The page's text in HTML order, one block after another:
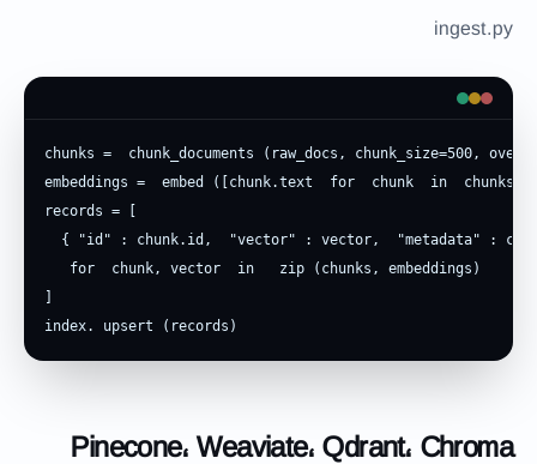
ingest.py
chunks =  chunk_documents (raw_docs, chunk_size=500,
embeddings =  embed ([chunk.text  for  chunk  in  chunks])
records = [
{ "id" : chunk.id,  "vector" : vector,  "metadata" :
   for  chunk, vector  in   zip (chunks, embeddings)
index. upsert (records)
Pinecone، Weaviate، Qdrant، Chroma